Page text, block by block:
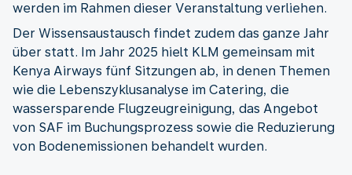
werden im Rahmen dieser Veranstaltung verliehen.
Der Wissensaustausch findet zudem das ganze Jahr
über statt. Im Jahr 2025 hielt KLM gemeinsam mit
Kenya Airways fünf Sitzungen ab, in denen Themen
wie die Lebenszyklusanalyse im Catering, die
wassersparende Flugzeugreinigung, das Angebot
von SAF im Buchungsprozess sowie die Reduzierung
von Bodenemissionen behandelt wurden.